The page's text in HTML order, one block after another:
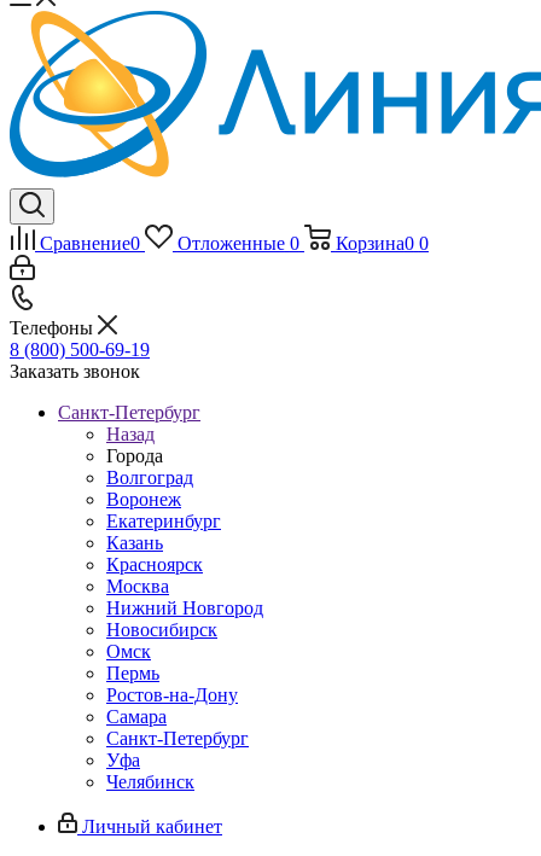
Сравнение0 Отложенные 0 Корзина0 0
Телефоны
8 (800) 500-69-19
Заказать звонок
Санкт-Петербург
Назад
Города
Волгоград
Воронеж
Екатеринбург
Казань
Красноярск
Москва
Нижний Новгород
Новосибирск
Омск
Пермь
Ростов-на-Дону
Самара
Санкт-Петербург
Уфа
Челябинск
Личный кабинет